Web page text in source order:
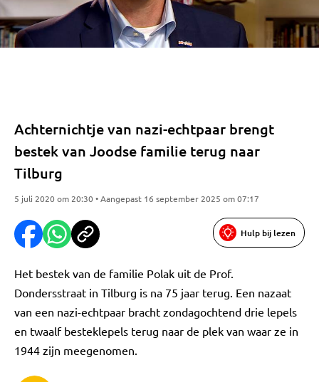
Achternichtje van nazi-echtpaar brengt
bestek van Joodse familie terug naar
Tilburg
5 juli 2020 om 20:30 • Aangepast 16 september 2025 om 07:17
Hulp bij lezen
Het bestek van de familie Polak uit de Prof.
Dondersstraat in Tilburg is na 75 jaar terug. Een nazaat
van een nazi-echtpaar bracht zondagochtend drie lepels
en twaalf besteklepels terug naar de plek van waar ze in
1944 zijn meegenomen.